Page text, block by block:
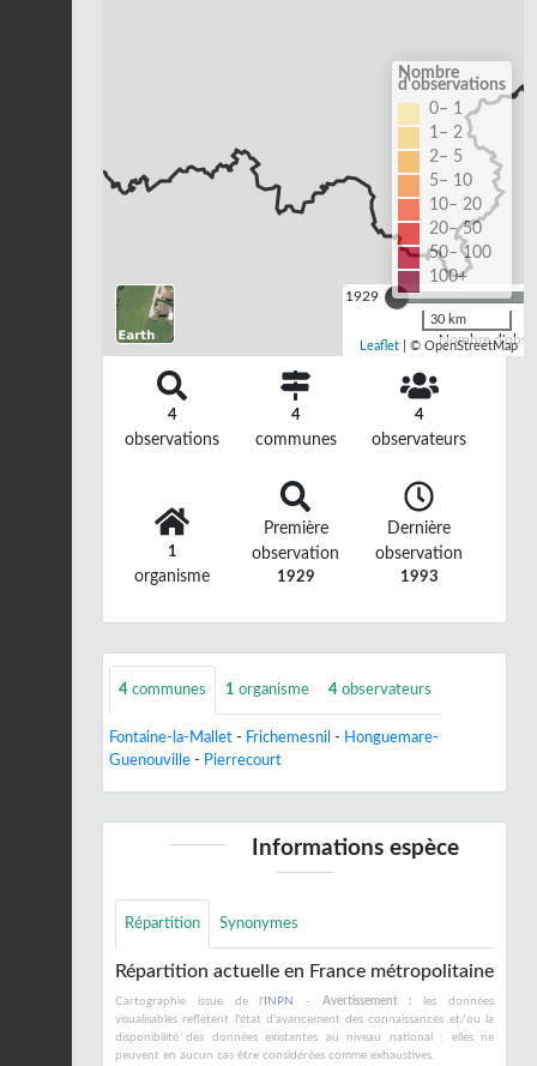
1929
Nombre
Nombre
d'observations
0– 1
1– 2
2– 5
5– 10
10– 20
20– 50
50– 100
100+
30 km
Leaflet | © OpenStreetMap
4
observations
4
communes
4
observateurs
1
organisme
Première
observation
1929
Dernière
observation
1993
4 communes 1 organisme 4 observateurs
Fontaine-la-Mallet - Frichemesnil - Honguemare-
Guenouville - Pierrecourt
Informations espèce
Répartition Synonymes
Répartition actuelle en France métropolitaine
Cartographie issue de l' INPN - Avertissement : les données
visualisables reflètent l'état d'avancement des connaissances et/ou la
disponibilité des données existantes au niveau national : elles ne
peuvent en aucun cas être considérées comme exhaustives.